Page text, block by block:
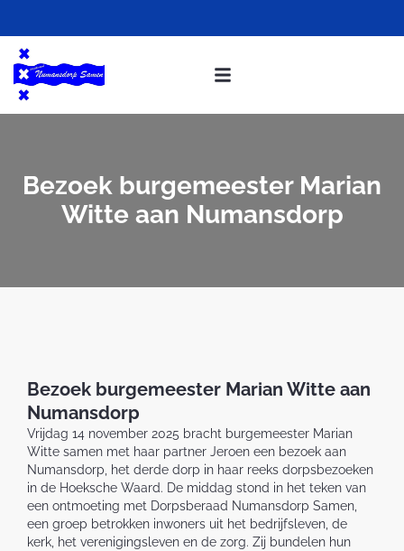
Bezoek burgemeester Marian
Witte aan Numansdorp
Bezoek burgemeester Marian Witte aan
Numansdorp
Vrijdag 14 november 2025 bracht burgemeester Marian
Witte samen met haar partner Jeroen een bezoek aan
Numansdorp, het derde dorp in haar reeks dorpsbezoeken
in de Hoeksche Waard. De middag stond in het teken van
een ontmoeting met Dorpsberaad Numansdorp Samen,
een groep betrokken inwoners uit het bedrijfsleven, de
kerk, het verenigingsleven en de zorg. Zij bundelen hun